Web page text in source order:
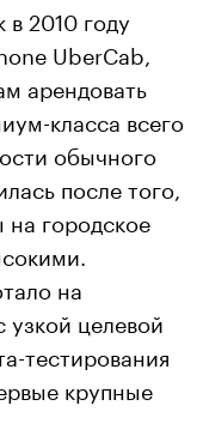
2010 году
UberCab,
арендовать
класса всего
обычного
после того,
городское
на
целевой
тестирования
крупные